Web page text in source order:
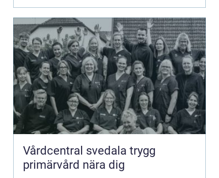
Vårdcentral svedala trygg
primärvård nära dig